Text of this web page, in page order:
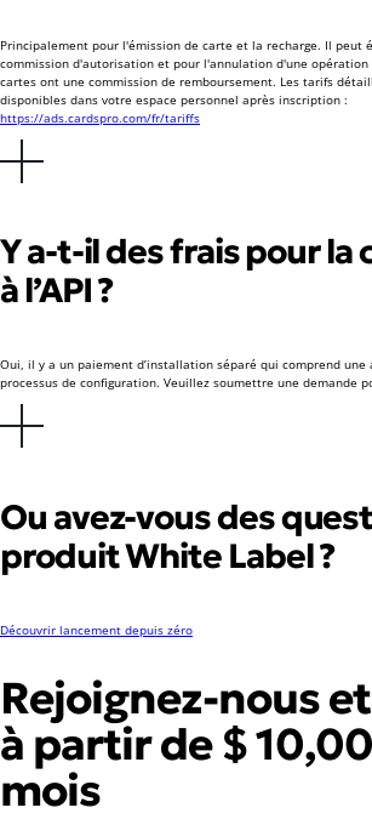
Principalement pour l'émission de carte et la recharge. Il peut
commission d'autorisation et pour l'annulation d'une
cartes ont une commission de remboursement. Les tarifs
disponibles dans votre espace personnel après inscription :
https://ads.cardspro.com/fr/tariffs
Y a-t-il des frais pour la
à l’API ?
Oui, il y a un paiement d’installation séparé qui comprend une
processus de configuration. Veuillez soumettre une demande
Ou avez-vous des
produit White Label ?
Découvrir lancement depuis zéro
Rejoignez-nous
à partir de $
mois